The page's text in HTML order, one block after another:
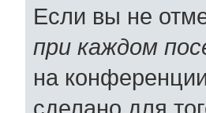
Если вы не
при каждом
на